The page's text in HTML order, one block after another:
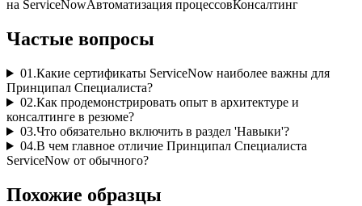
на ServiceNowАвтоматизация процессовКонсалтинг
Частые вопросы
01 .Какие сертификаты ServiceNow наиболее важны для
Принципал Специалиста?
02.Как продемонстрировать опыт в архитектуре и
консалтинге в резюме?
03.Что обязательно включить в раздел 'Навыки'?
04.В чем главное отличие Принципал Специалиста
ServiceNow от обычного?
Похожие образцы